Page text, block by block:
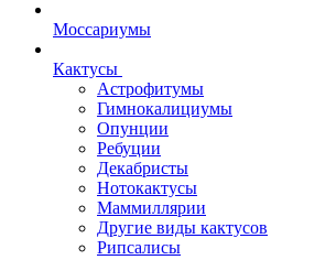
Моссариумы
Кактусы
Астрофитумы
Гимнокалициумы
Опунции
Ребуции
Декабристы
Нотокактусы
Маммиллярии
Другие виды кактусов
Рипсалисы